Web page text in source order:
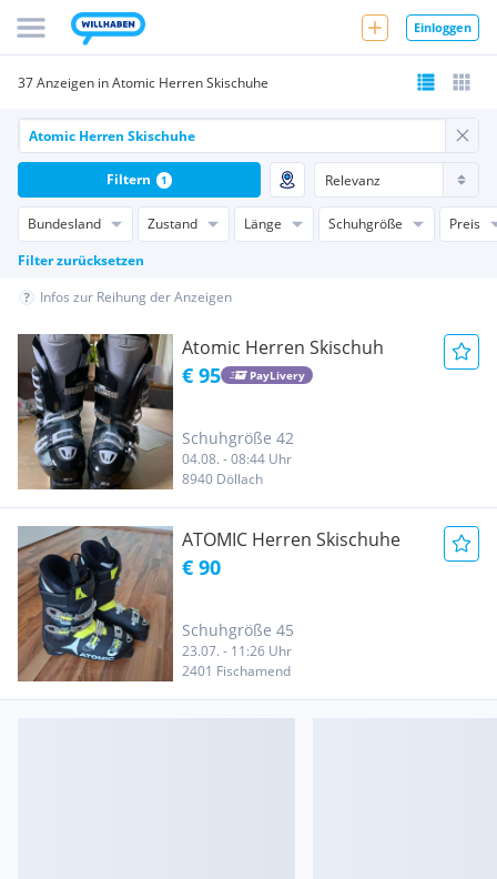
Einloggen
37 Anzeigen in Atomic Herren Skischuhe
Bundesland Zustand Länge Schuhgröße
Preis
Filter zurücksetzen
Filtern 1
Infos zur Reihung der Anzeigen
Atomic Herren Skischuh
€ 95 PayLivery
Schuhgröße 42
04.08. - 08:44 Uhr
8940 Döllach
ATOMIC Herren Skischuhe
€ 90
Schuhgröße 45
23.07. - 11:26 Uhr
2401 Fischamend